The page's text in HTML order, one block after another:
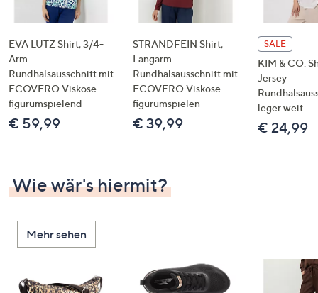
EVA LUTZ Shirt, 3/4-
Arm
Rundhalsausschnitt mit
ECOVERO Viskose
figurumspielend
€ 59,99
STRANDFEIN Shirt,
Langarm
Rundhalsausschnitt mit
ECOVERO Viskose
figurumspielen
€ 39,99
SALE
KIM & CO.
Jersey
leger weit
€ 24,99
Wie wär's hiermit?
Mehr sehen